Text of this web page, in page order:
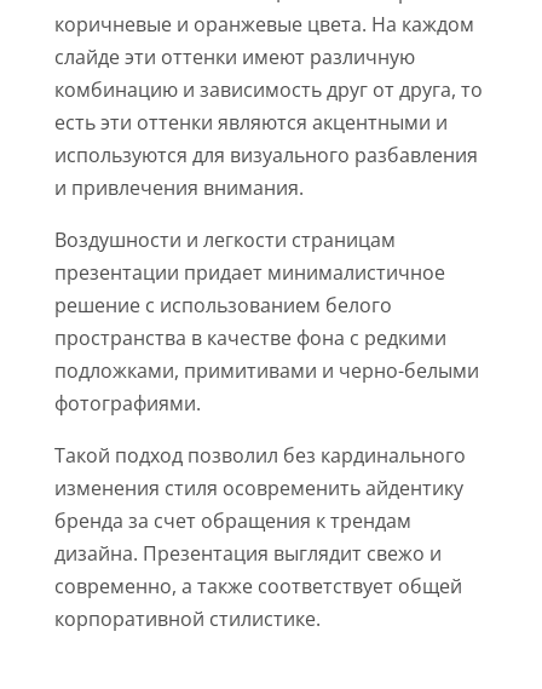
коричневые и оранжевые цвета. На каждом
слайде эти оттенки имеют различную
комбинацию и зависимость друг от друга, то
есть эти оттенки являются акцентными и
используются для визуального разбавления
и привлечения внимания.
Воздушности и легкости страницам
презентации придает минималистичное
решение с использованием белого
пространства в качестве фона с редкими
подложками, примитивами и черно-белыми
фотографиями.
Такой подход позволил без кардинального
изменения стиля осовременить айдентику
бренда за счет обращения к трендам
дизайна. Презентация выглядит свежо и
современно, а также соответствует общей
корпоративной стилистике.